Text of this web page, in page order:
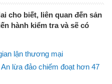
cho biết, liên quan đến sản
hành kiểm tra và sẽ có
lận thương mại
lừa đảo chiếm đoạt hơn 47